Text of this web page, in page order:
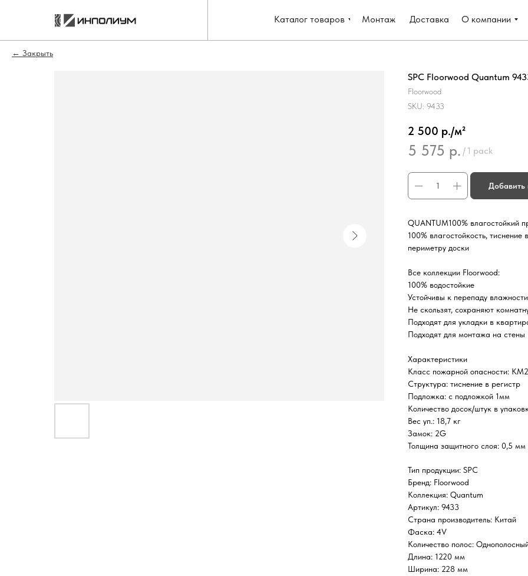
Каталог товаров Монтаж Доставка О компании
Закрыть
SPC Floorwood Quantum
Floorwood
SKU: 9433
2 500 р./м²
5 575 р. / 1 pack
Добавить
QUANTUM100% влагостойкий
100% влагостойкость,
периметру доски
Все коллекции Floorwood:
100% водостойкие
Устойчивы к перепаду
Не скользят, сохраняют
Подходят для укладки в
Подходят для монтажа на стены
Характеристики
Класс пожарной опасности: КМ2
Структура: тиснение в регистр
Подложка: с подложкой 1мм
Количество досок/штук в
Вес уп.: 18,7 кг
Замок: 2G
Толщина защитного слоя: 0,5 мм
Тип продукции: SPC
Бренд: Floorwood
Коллекция: Quantum
Артикул: 9433
Страна производитель: Китай
Фаска: 4V
Количество полос:
Длина: 1220 мм
Ширина: 228 мм